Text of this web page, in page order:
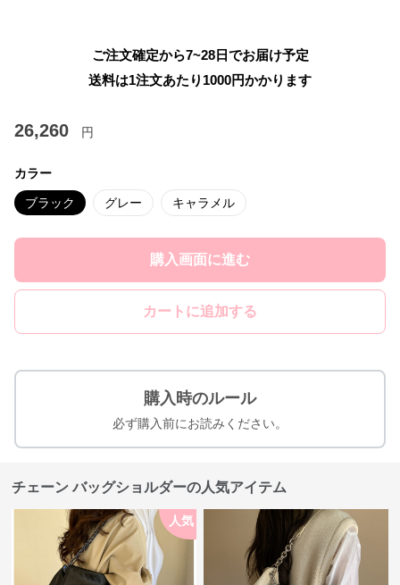
ご注文確定から7~28日でお届け予定
送料は1注文あたり 1000円かかります
26,260 円
カラー
ブラック グレー キャラメル
購入画面に進む
カートに追加する
購入時のルール
必ず購入前にお読みください。
チェーン バッグショルダーの人気アイテム
人気